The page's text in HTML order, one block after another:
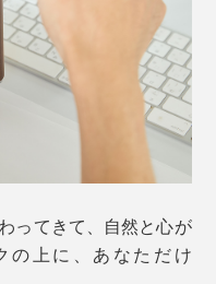
ってきて、自然と心が
上に、あなただけ